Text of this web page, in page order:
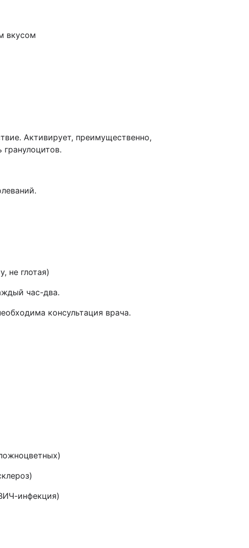
вкусом
Активирует, преимущественно,
не глотая)
час-два.
консультация врача.
инфекция)